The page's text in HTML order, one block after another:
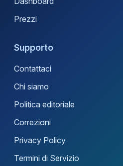
Prezzi
Supporto
Contattaci
Chi siamo
Politica editoriale
Correzioni
Privacy Policy
Termini di Servizio